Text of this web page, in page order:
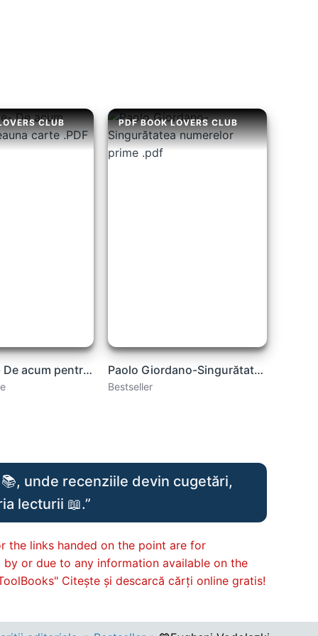
CLUB
Bella Andre- De acum pentru totdeauna carte .PDF
PDF BOOK LOVERS CLUB
Paolo Giordano-Singurătatea numerelor prime .pdf
Bestseller
unde recenziile devin cugetări,
lecturii 📖.”
the links handed on the point are for
or due to any information available on the
Citește și descarcă cărți online gratis!